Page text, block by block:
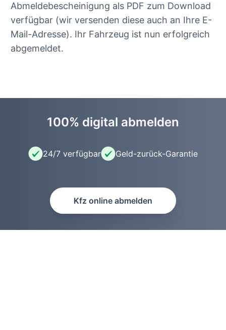
Abmeldebescheinigung als PDF zum Download
verfügbar (wir versenden diese auch an Ihre E-
Mail-Adresse). Ihr Fahrzeug ist nun erfolgreich
abgemeldet.
100% digital abmelden
24/7 verfügbar Geld-zurück-Garantie
Kfz online abmelden